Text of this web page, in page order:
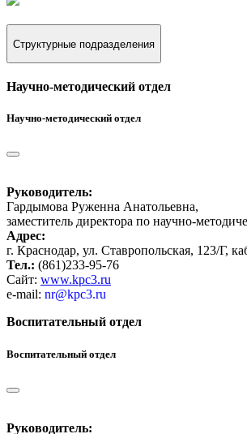
Структурные подразделения
Научно-методический отдел
Научно-методический отдел
Руководитель:
Гардымова Руженна Анатольевна,
заместитель директора по научно-
Адрес:
г. Краснодар, ул. Ставропольская, 123/Г,
Тел.: (861)233-95-76
Сайт: www.kpc3.ru
e-mail: nr@kpc3.ru
Воспитательный отдел
Воспитательный отдел
Руководитель: